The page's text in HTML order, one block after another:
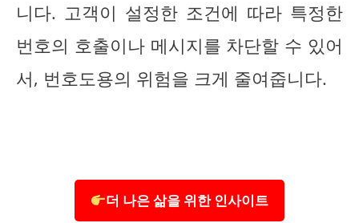
니다. 고객이 설정한 조건에 따라 특정한
번호의 호출이나 메시지를 차단할 수 있어
서, 번호도용의 위험을 크게 줄여줍니다.
더 나은 삶을 위한 인사이트